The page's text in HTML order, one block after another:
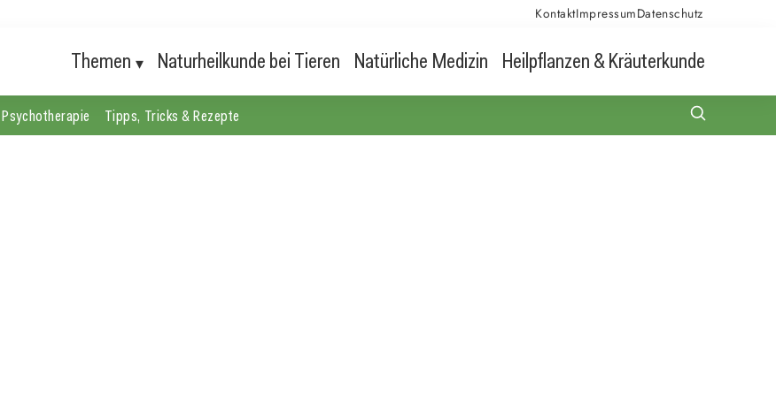
KontaktImpressumDatenschutz
Themen Naturheilkunde bei Tieren Natürliche Medizin Heilpflanzen & Kräuterkunde
Psychotherapie Tipps, Tricks & Rezepte